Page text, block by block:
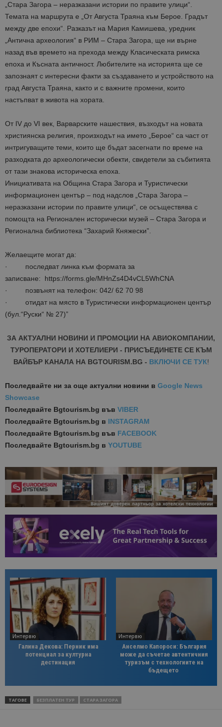
„Стара Загора – неразказани истории по правите улици“.
Темата на маршрута е „От Августа Траяна към Берое. Градът
между две епохи“. Разказът на Мария Камишева, уредник
„Антична археология“ в РИМ – Стара Загора, ще ни върне
назад във времето на прехода между Класическата римска
епоха и Късната античност. Любителите на историята ще се
запознаят с интересни факти за създаването и устройството на
град Августа Траяна, както и с важните промени, които
настъпват в живота на хората.
От IV до VI век, Варварските нашествия, възходът на новата
християнска религия, произходът на името „Берое“ са част от
интригуващите теми, които ще бъдат засегнати по време на
разходката до археологически обекти, свидетели за събитията
от тази знакова историческа епоха.
Инициативата на Община Стара Загора и Туристически
информационен център – под надслов „Стара Загора –
неразказани истории по правите улици“, се осъществява с
помощта на Регионален исторически музей – Стара Загора и
Регионална библиотека “Захарий Княжески”.
Желаещите могат да:
· последват линка към формата за
записване: https://forms.gle/MHnZs4D4vCL5WhCNA
· позвънят на телефон: 042/ 62 70 98
· отидат на място в Туристически информационен център
(бул.“Руски“ № 27)”
ЗА АКТУАЛНИ НОВИНИ И ПРОМОЦИИ НА АВИОКОМПАНИИ,
ТУРОПЕРАТОРИ И ХОТЕЛИЕРИ - ПРИСЪЕДИНЕТЕ СЕ КЪМ
ВАЙБЪР КАНАЛА НА BGTOURISM.BG - ВКЛЮЧИ СЕ ТУК!
Последвайте ни за още актуални новини в Google News
Showcase
Последвайте Bgtourism.bg във VIBER
Последвайте Bgtourism.bg в INSTAGRAM
Последвайте Bgtourism.bg във FACEBOOK
Последвайте Bgtourism.bg в YOUTUBE
Интервю
Галина Декова: Перник има
потенциал за културна
дестинация
Интервю
Анселмо Капороси: България
може да съчетае автентичния
туризъм с технологиите на
бъдещето
ТАГОВЕ БЕЗПЛАТЕН ТУР СТАРА ЗАГОРА